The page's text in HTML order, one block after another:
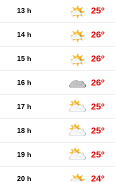
13 h 25°
14 h 26°
15 h 26°
16 h 26°
17 h 25°
18 h 25°
19 h 25°
20 h 24°